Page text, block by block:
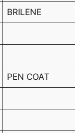
BRILENE
PEN COAT